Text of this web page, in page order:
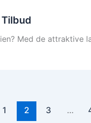
Med de
1 2 3 …